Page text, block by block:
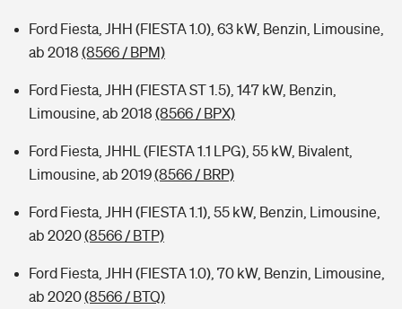
Ford Fiesta, JHH (FIESTA 1.0), 63 kW, Benzin, Limousine,
ab 2018 (8566 / BPM)
Ford Fiesta, JHH (FIESTA ST 1.5), 147 kW, Benzin,
Limousine, ab 2018 (8566 / BPX)
Ford Fiesta, JHHL (FIESTA 1.1 LPG), 55 kW, Bivalent,
Limousine, ab 2019(8566 / BRP)
Ford Fiesta, JHH (FIESTA 1.1), 55 kW, Benzin, Limousine,
ab 2020(8566 / BTP)
Ford Fiesta, JHH (FIESTA 1.0), 70 kW, Benzin, Limousine,
ab 2020(8566 / BTQ)